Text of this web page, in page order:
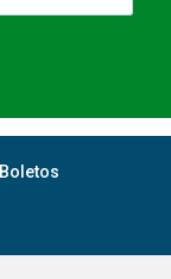
Boletos